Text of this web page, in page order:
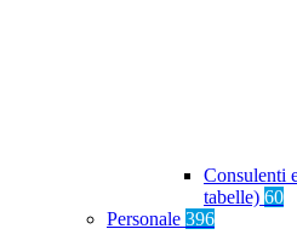
Consulenti
tabelle) 60
Personale 396